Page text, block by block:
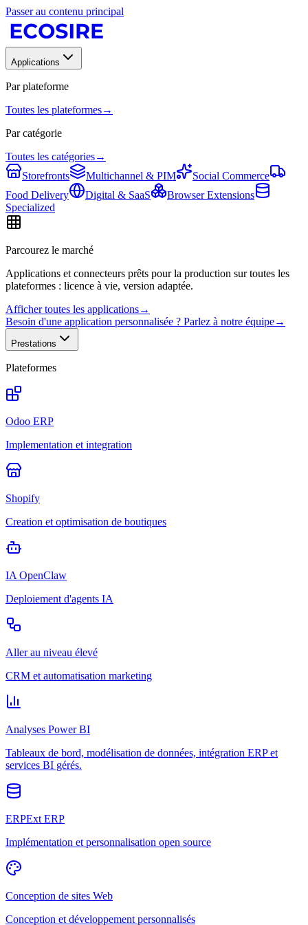
Passer au contenu principal
Applications
Par plateforme
Toutes les plateformes→
Par catégorie
Toutes les catégories→
Storefronts
Multichannel & PIM
Social Commerce
Food Delivery
Digital & SaaS
Browser Extensions
Specialized
Parcourez le marché
Applications et connecteurs prêts pour la production sur toutes les
plateformes : licence à vie, version adaptée.
Afficher toutes les applications→
Besoin d'une application personnalisée ? Parlez à notre équipe→
Prestations
Plateformes
Odoo ERP
Implementation et integration
Shopify
Creation et optimisation de boutiques
IA OpenClaw
Deploiement d'agents IA
Aller au niveau élevé
CRM et automatisation marketing
Analyses Power BI
Tableaux de bord, modélisation de données, intégration ERP et
services BI gérés.
ERPExt ERP
Implémentation et personnalisation open source
Conception de sites Web
Conception et développement personnalisés